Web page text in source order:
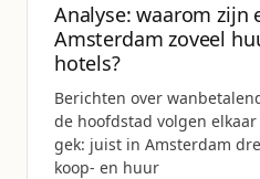
Analyse: waarom zijn
Amsterdam zoveel
hotels?
Berichten over
de hoofdstad volgen
gek: juist in Amsterdam
koop- en huur